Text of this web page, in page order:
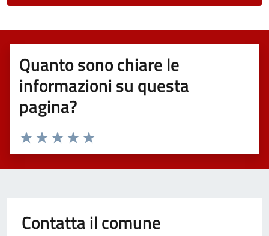
Quanto sono chiare le
informazioni su questa
pagina?
Valuta 5 stelle su 5
Valuta 4 stelle su 5
Valuta 3 stelle su 5
Valuta 2 stelle su 5
Valuta 1 stelle su 5
Contatta il comune